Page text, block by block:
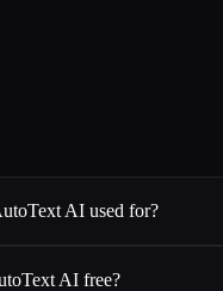
AI used for?
AI free?